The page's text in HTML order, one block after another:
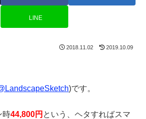
LINE
2018.11.02 2019.10.09
)です。
時44,800円 という、ヘタすればスマ